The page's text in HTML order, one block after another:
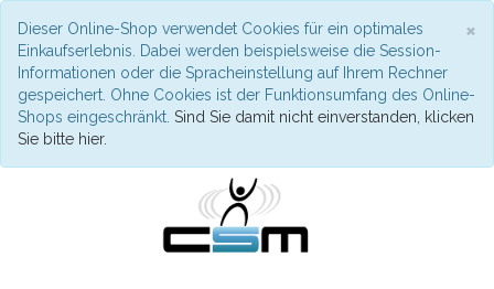
×
Dieser Online-Shop verwendet Cookies für ein optimales
Einkaufserlebnis. Dabei werden beispielsweise die Session-
Informationen oder die Spracheinstellung auf Ihrem Rechner
gespeichert. Ohne Cookies ist der Funktionsumfang des Online-
Shops eingeschränkt. Sind Sie damit nicht einverstanden, klicken
Sie bitte hier.